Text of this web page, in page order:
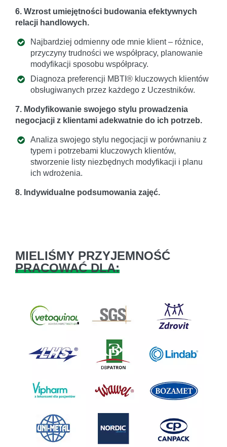
6. Wzrost umiejętności budowania efektywnych
relacji handlowych.
Najbardziej odmienny ode mnie klient – różnice,
przyczyny trudności we współpracy, planowanie
modyfikacji sposobu współpracy.
Diagnoza preferencji MBTI® kluczowych klientów
obsługiwanych przez każdego z Uczestników.
7. Modyfikowanie swojego stylu prowadzenia
negocjacji z klientami adekwatnie do ich potrzeb.
Analiza swojego stylu negocjacji w porównaniu z
typem i potrzebami kluczowych klientów,
stworzenie listy niezbędnych modyfikacji i planu
ich wdrożenia.
8. Indywidualne podsumowania zajęć.
MIELIŚMY PRZYJEMNOŚĆ
PRACOWAĆ DLA: